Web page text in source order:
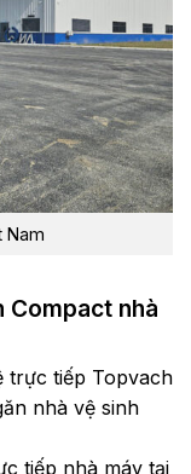
Nam
Compact nhà
trực tiếp Topvach
nhà vệ sinh
tiếp nhà máy tại